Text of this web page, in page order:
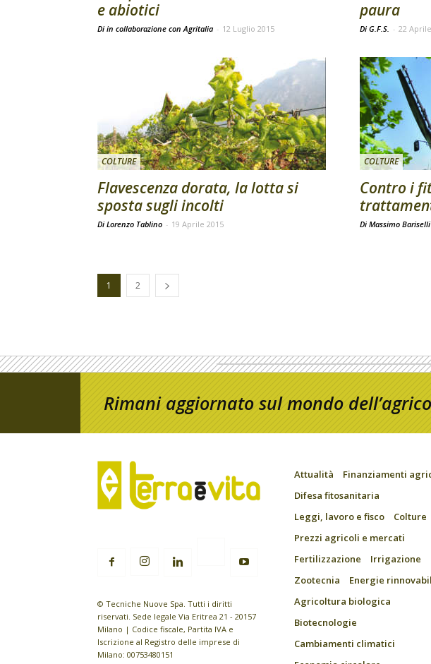
e abiotici
Di in collaborazione con Agritalia - 12 Luglio 2015
paura
Di G.F.S. - 22
COLTURE
Flavescenza dorata, la lotta si
sposta sugli incolti
Di Lorenzo Tablino - 19 Aprile 2015
COLTURE
Contro i
Di Massimo
1 2
Rimani aggiornato sul mondo
© Tecniche Nuove Spa. Tutti i diritti
riservati. Sede legale Via Eritrea 21 - 20157
Milano | Codice fiscale, Partita IVA e
Iscrizione al Registro delle imprese di
Milano: 00753480151
Attualità
Finanziamenti
Difesa fitosanitaria
Leggi, lavoro e fisco
Colture
Prezzi agricoli e mercati
Fertilizzazione
Irrigazione
Zootecnia
Energie
Agricoltura biologica
Biotecnologie
Cambiamenti climatici